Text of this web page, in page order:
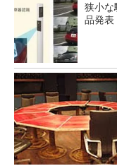
狭小な
品発